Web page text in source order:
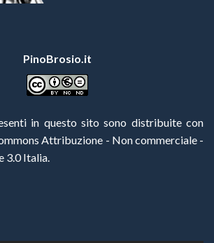
PinoBrosio.it
in questo sito sono distribuite con
Attribuzione - Non commerciale -
3.0 Italia.